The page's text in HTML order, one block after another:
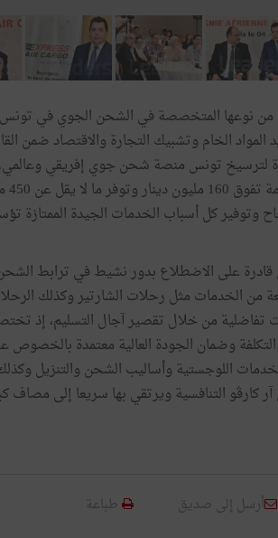
من نوعها المتخصصة في الشحن الجوي في
الخام وتشبيك التجارة والاقتصاد ضمن
لترسيخ تونس منصة شحن جوي إفريقي
وتوفير كل أسباب الخدمات الجيدة الممتازة
على الاضطلاع بدور نشيط في ترابط
من الخدمات مثل رحلات الشارتير وكذلك
وضمان الجودة العالية معتمدة بالخصوص
اللوجستية وأساليب الشحن والتنزيل
كارڤو التنافسية ويرتقي بها سريعا إلى
أرسل إلى صديق طباعة